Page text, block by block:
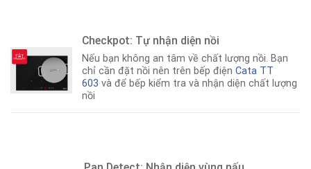
Checkpot: Tự nhận diện nồi
Nếu bạn không an tâm về chất lượng nồi. Bạn
chỉ cần đặt nồi nên trên bếp điệnCata TT
603 và để bếp kiểm tra và nhận diện chất lượng
nồi